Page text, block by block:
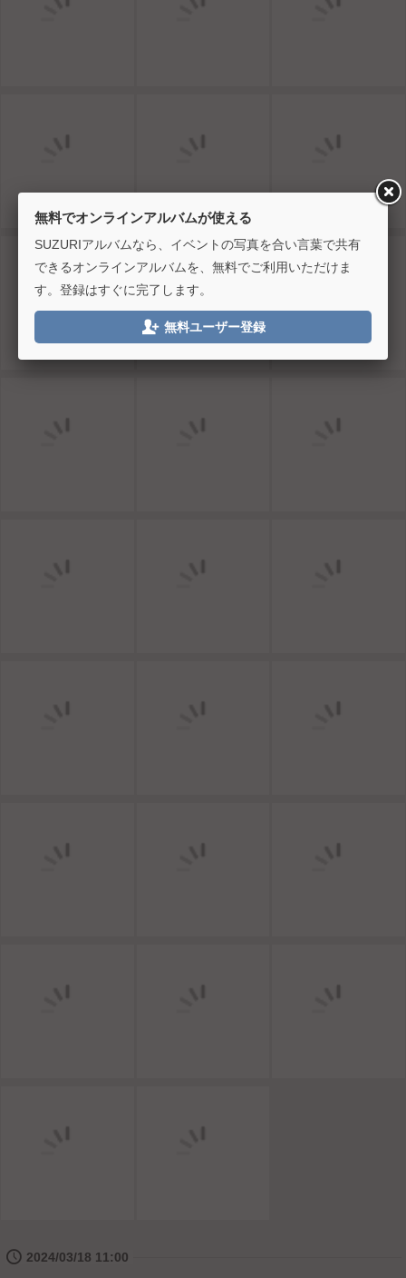
🕔 2024/03/18 11:00
無料でオンラインアルバムが使える
SUZURIアルバムなら、イベントの写真を合い言葉で共有
できるオンラインアルバムを、無料でご利用いただけま
す。登録はすぐに完了します。
 無料ユーザー登録